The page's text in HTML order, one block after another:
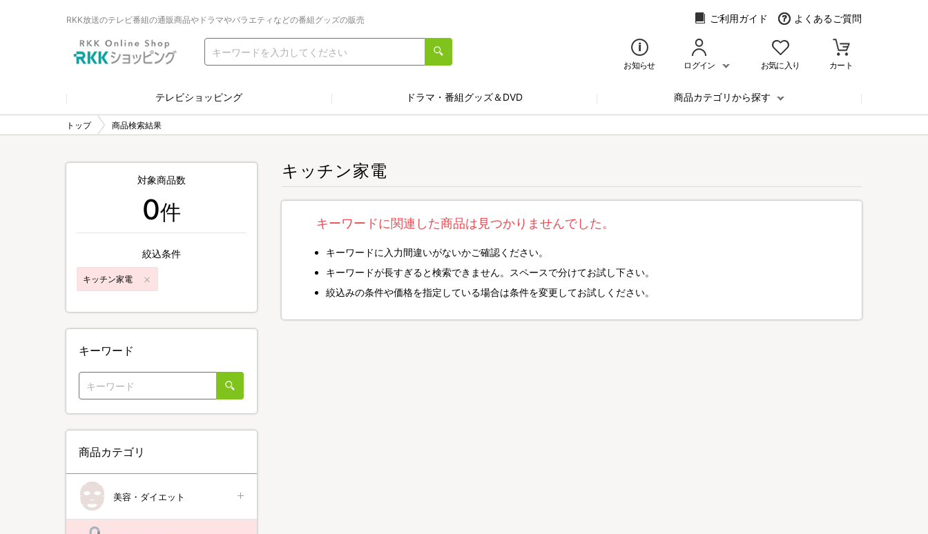
RKK放送のテレビ番組の通販商品やドラマやバラエティなどの番組グッズの販売 ご利用ガイド よくあるご質問
お知らせ ログイン お気に入り カート
テレビショッピング ドラマ・番組グッズ＆DVD 商品カテゴリから探す
トップ 商品検索結果
キッチン家電
キーワードに関連した商品は見つかりませんでした。
キーワードに入力間違いがないかご確認ください。
キーワードが長すぎると検索できません。スペースで分けてお試し下さい。
絞込みの条件や価格を指定している場合は条件を変更してお試しください。
対象商品数
0件
絞込条件
キッチン家電
キーワード
商品カテゴリ
美容・ダイエット